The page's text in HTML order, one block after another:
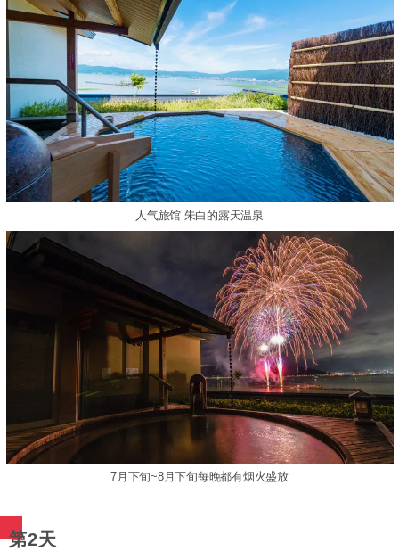
人气旅馆 朱白的露天温泉
7月下旬~8月下旬每晚都有烟火盛放
第2天